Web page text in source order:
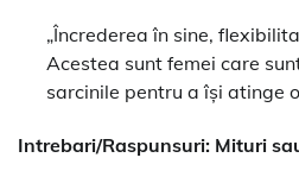
„Încrederea în sine,
Acestea sunt femei care
sarcinile pentru a își atinge
Intrebari/Raspunsuri: Mituri